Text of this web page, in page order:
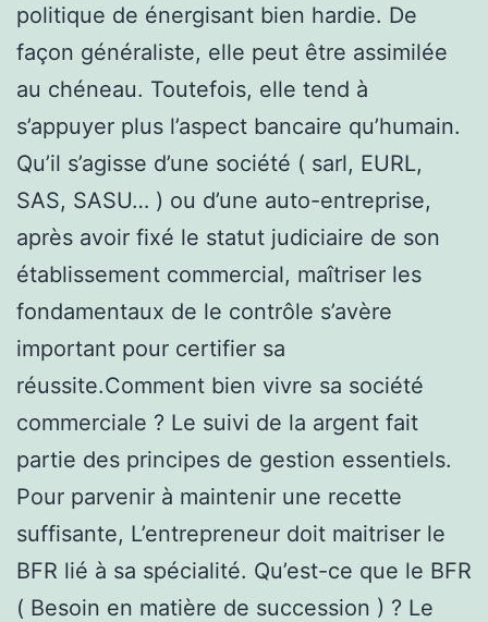
politique de énergisant bien hardie. De
façon généraliste, elle peut être assimilée
au chéneau. Toutefois, elle tend à
s’appuyer plus l’aspect bancaire qu’humain.
Qu’il s’agisse d’une société ( sarl, EURL,
SAS, SASU… ) ou d’une auto-entreprise,
après avoir fixé le statut judiciaire de son
établissement commercial, maîtriser les
fondamentaux de le contrôle s’avère
important pour certifier sa
réussite.Comment bien vivre sa société
commerciale ? Le suivi de la argent fait
partie des principes de gestion essentiels.
Pour parvenir à maintenir une recette
suffisante, L’entrepreneur doit maitriser le
BFR lié à sa spécialité. Qu’est-ce que le BFR
( Besoin en matière de succession ) ? Le